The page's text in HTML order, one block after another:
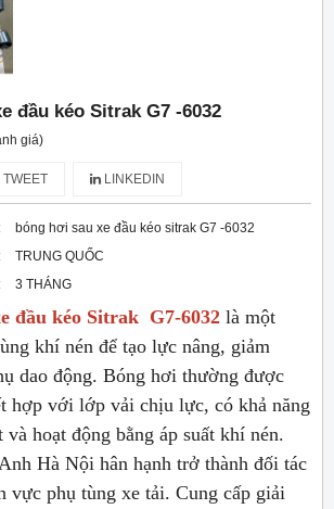
đầu kéo Sitrak G7 -6032
giá)
TWEET LINKEDIN
bóng hơi sau xe đầu kéo sitrak G7 -6032
TRUNG QUỐC
3 THÁNG
đầu kéo Sitrak G7-6032 là một
khí nén để tạo lực nâng, giảm
dao động. Bóng hơi thường được
hợp với lớp vải chịu lực, có khả năng
hoạt động bằng áp suất khí nén.
Hà Nội hân hạnh trở thành đối tác
vực phụ tùng xe tải. Cung cấp giải